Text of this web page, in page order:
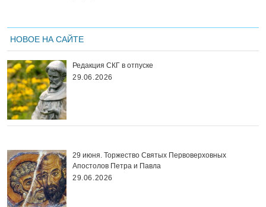
НОВОЕ НА САЙТЕ
Редакция СКГ в отпуске
29.06.2026
29 июня. Торжество Святых Первоверховных
Апостолов Петра и Павла
29.06.2026